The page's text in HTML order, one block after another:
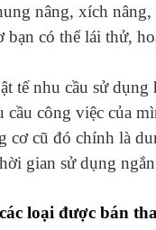
nâng, xích
có thể lái thử,
tế nhu cầu sử dụng
công việc của
cơ cũ đó chính là
gian sử dụng
loại được bán